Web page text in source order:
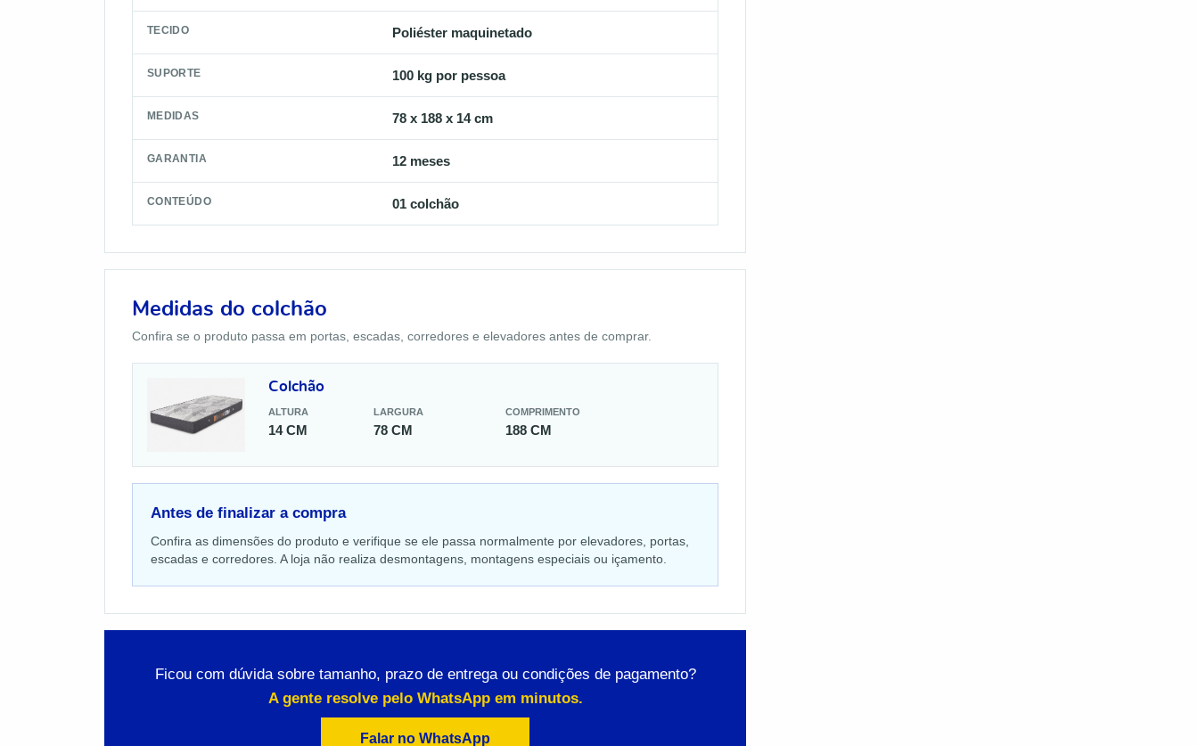
TECIDO Poliéster maquinetado
SUPORTE 100 kg por pessoa
MEDIDAS 78 x 188 x 14 cm
GARANTIA 12 meses
CONTEÚDO 01 colchão
Medidas do colchão
Confira se o produto passa em portas, escadas, corredores e elevadores antes de comprar.
Colchão
ALTURA
14 CM
LARGURA
78 CM
COMPRIMENTO
188 CM
Antes de finalizar a compra
Confira as dimensões do produto e verifique se ele passa normalmente por elevadores, portas,
escadas e corredores. A loja não realiza desmontagens, montagens especiais ou içamento.
Ficou com dúvida sobre tamanho, prazo de entrega ou condições de pagamento?
A gente resolve pelo WhatsApp em minutos.
Falar no WhatsApp